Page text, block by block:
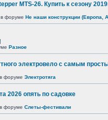
MTS-26. Купить к сезону
форуме Не наши конструкции (Европа,
]
Разное
электровело с самым
форуме Электротяга
2026 опять по садовке
форуме Слеты-фестивали